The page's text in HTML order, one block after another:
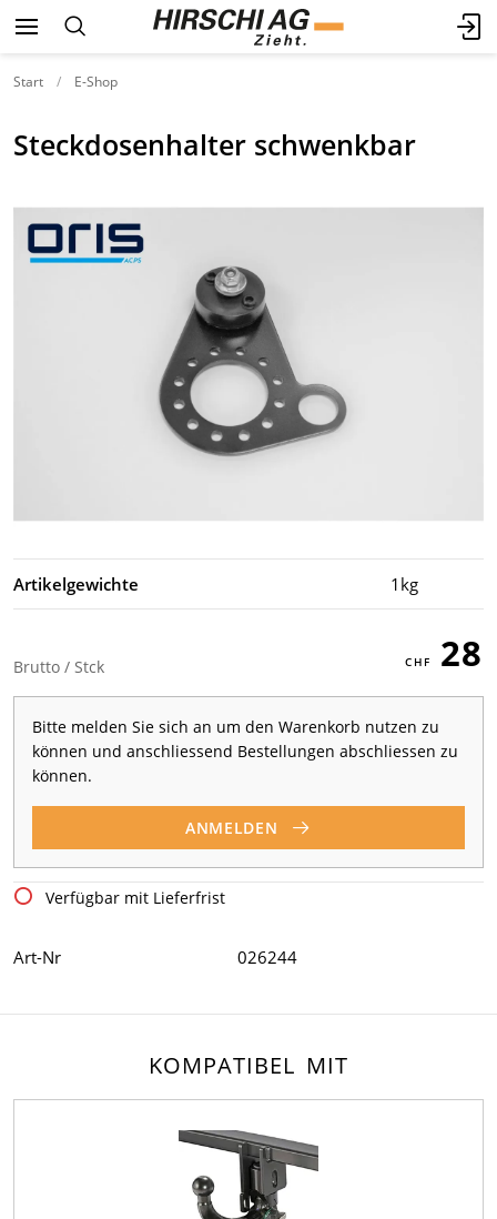
Start E-Shop
Steckdosenhalter schwenkbar
Artikelgewichte 1kg
Brutto / Stck 28
Bitte melden Sie sich an um den Warenkorb nutzen zu
können und anschliessend Bestellungen abschliessen zu
können.
ANMELDEN
Verfügbar mit Lieferfrist
Art-Nr 026244
KOMPATIBEL MIT